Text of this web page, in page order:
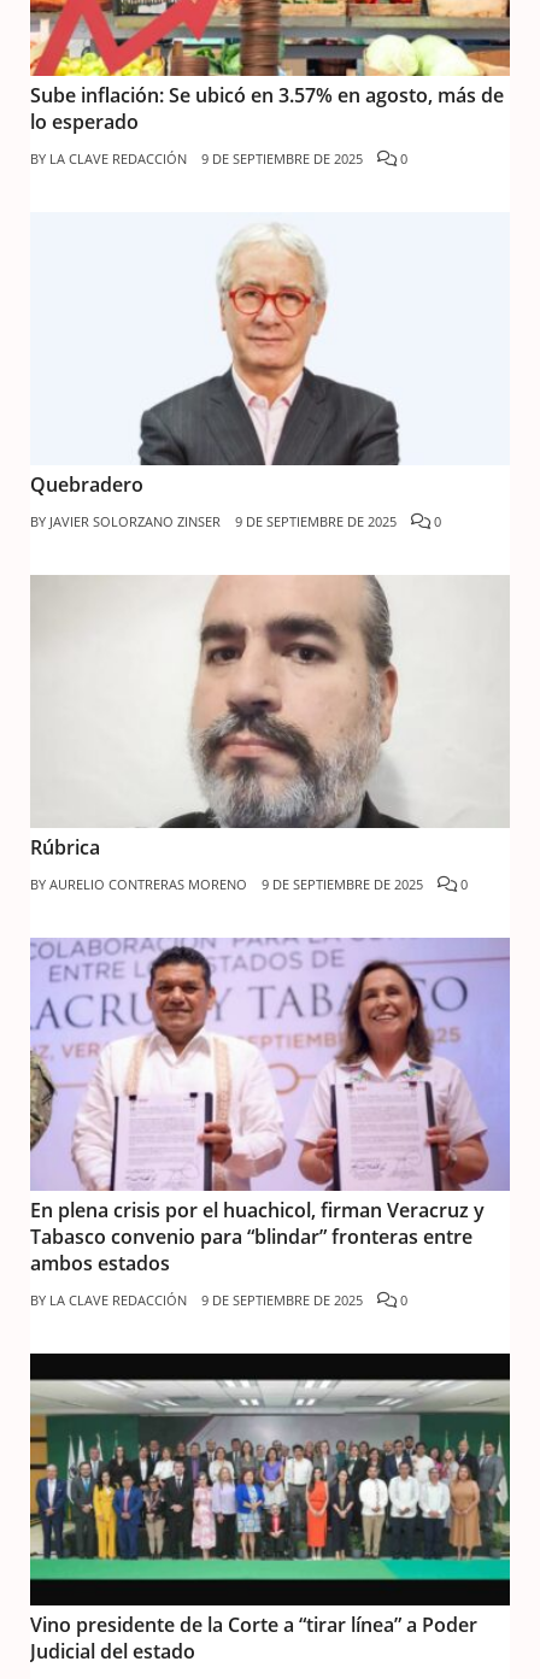
Sube inflación: Se ubicó en 3.57% en agosto, más de
lo esperado
BY LA CLAVE REDACCIÓN 9 DE SEPTIEMBRE DE 2025 0
Quebradero
BY JAVIER SOLORZANO ZINSER 9 DE SEPTIEMBRE DE 2025 0
Rúbrica
BY AURELIO CONTRERAS MORENO 9 DE SEPTIEMBRE DE 2025 0
En plena crisis por el huachicol, firman Veracruz y
Tabasco convenio para “blindar” fronteras entre
ambos estados
BY LA CLAVE REDACCIÓN 9 DE SEPTIEMBRE DE 2025 0
Vino presidente de la Corte a “tirar línea” a Poder
Judicial del estado